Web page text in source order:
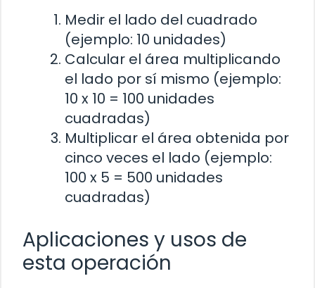
Medir el lado del cuadrado
(ejemplo: 10 unidades)
Calcular el área multiplicando
el lado por sí mismo (ejemplo:
10 x 10 = 100 unidades
cuadradas)
Multiplicar el área obtenida por
cinco veces el lado (ejemplo:
100 x 5 = 500 unidades
cuadradas)
Aplicaciones y usos de
esta operación